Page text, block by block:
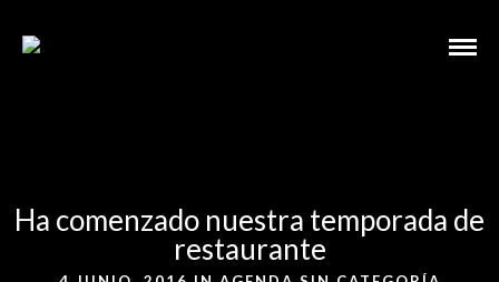
Ha comenzado nuestra temporada de
restaurante